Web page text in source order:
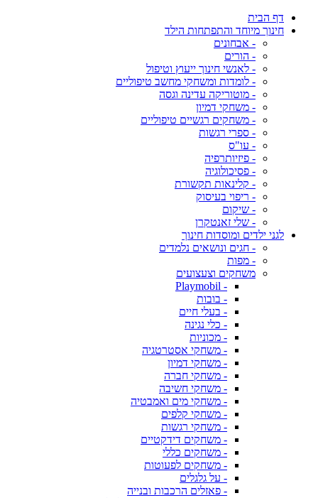
דף הבית
חינוך מיוחד והתפתחות הילד
- אבחונים
- הורים
- לאנשי חינוך ייעוץ וטיפול
- לומדות ומשחקי מחשב טיפוליים
- מוטוריקה עדינה וגסה
- משחקי דמיון
- משחקים רגשיים טיפוליים
- ספרי רגשות
- עו"ס
- פיזיותרפיה
- פסיכולוגיה
- קלינאות תקשורת
- ריפוי בעיסוק
- שיקום
- שלי זאנטקרן
לגני ילדים ומוסדות חינוך
- חגים ונושאים נלמדים
- מפות
משחקים וצעצועים
- Playmobil
- בובות
- בעלי חיים
- כלי נגינה
- מכוניות
- משחקי אסטרטגיה
- משחקי דמיון
- משחקי חברה
- משחקי חשיבה
- משחקי מים ואמבטיה
- משחקי קלפים
- משחקי רגשות
- משחקים דידקטיים
- משחקים כללי
- משחקים לפעוטות
- על גלגלים
- פאזלים הרכבות ובנייה